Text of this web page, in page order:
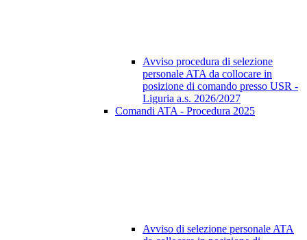
Avviso procedura di selezione
personale ATA da collocare in
posizione di comando presso USR -
Liguria a.s. 2026/2027
Comandi ATA - Procedura 2025
Avviso di selezione personale ATA